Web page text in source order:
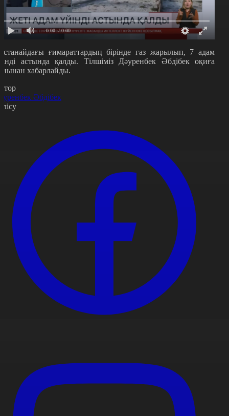
0:00 / 0:00
ғимараттардың бірінде газ жарылып, 7 адам
астында қалды. Тілшіміз Дәуренбек Әбдібек оқиға
хабарлайды.
Әбдібек